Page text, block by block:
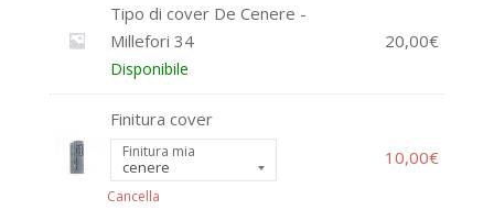
Tipo di cover De Cenere -
Millefori 34
Disponibile
20,00€
Finitura cover
Finitura mia
Cancella
10,00€